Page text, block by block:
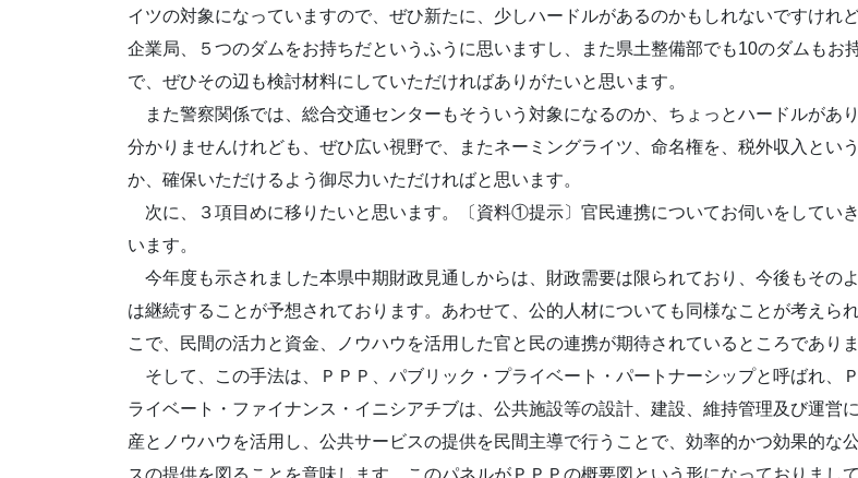
イツの対象になっていますので、ぜひ新たに、少しハードルがあるのかもしれないですけれ
企業局、５つのダムをお持ちだというふうに思いますし、また県土整備部でも10のダムもお
で、ぜひその辺も検討材料にしていただければありがたいと思います。
また警察関係では、総合交通センターもそういう対象になるのか、ちょっとハードルがあ
分かりませんけれども、ぜひ広い視野で、またネーミングライツ、命名権を、税外収入とい
か、確保いただけるよう御尽力いただければと思います。
次に、３項目めに移りたいと思います。〔資料①提示〕官民連携についてお伺いをしてい
います。
今年度も示されました本県中期財政見通しからは、財政需要は限られており、今後もその
は継続することが予想されております。あわせて、公的人材についても同様なことが考えら
こで、民間の活力と資金、ノウハウを活用した官と民の連携が期待されているところでありま
そして、この手法は、ＰＰＰ、パブリック・プライベート・パートナーシップと呼ばれ、
ライベート・ファイナンス・イニシアチブは、公共施設等の設計、建設、維持管理及び運営
産とノウハウを活用し、公共サービスの提供を民間主導で行うことで、効率的かつ効果的な